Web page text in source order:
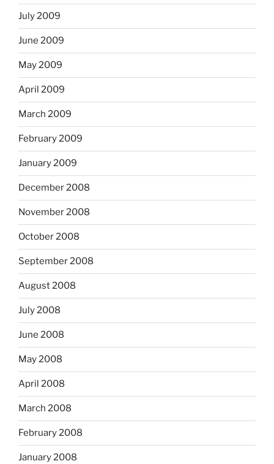
July 2009
June 2009
May 2009
April 2009
March 2009
February 2009
January 2009
December 2008
November 2008
October 2008
September 2008
August 2008
July 2008
June 2008
May 2008
April 2008
March 2008
February 2008
January 2008